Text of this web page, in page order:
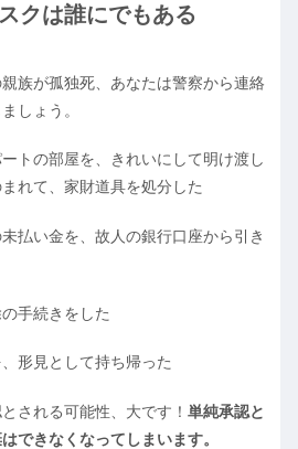
クは誰にでもある
族が孤独死、あなたは警察から連絡
しょう。
トの部屋を、きれいにして明け渡し
れて、家財道具を処分した
払い金を、故人の銀行口座から引き
手続きをした
形見として持ち帰った
される可能性、大です！ 単純承認と
できなくなってしまいます。